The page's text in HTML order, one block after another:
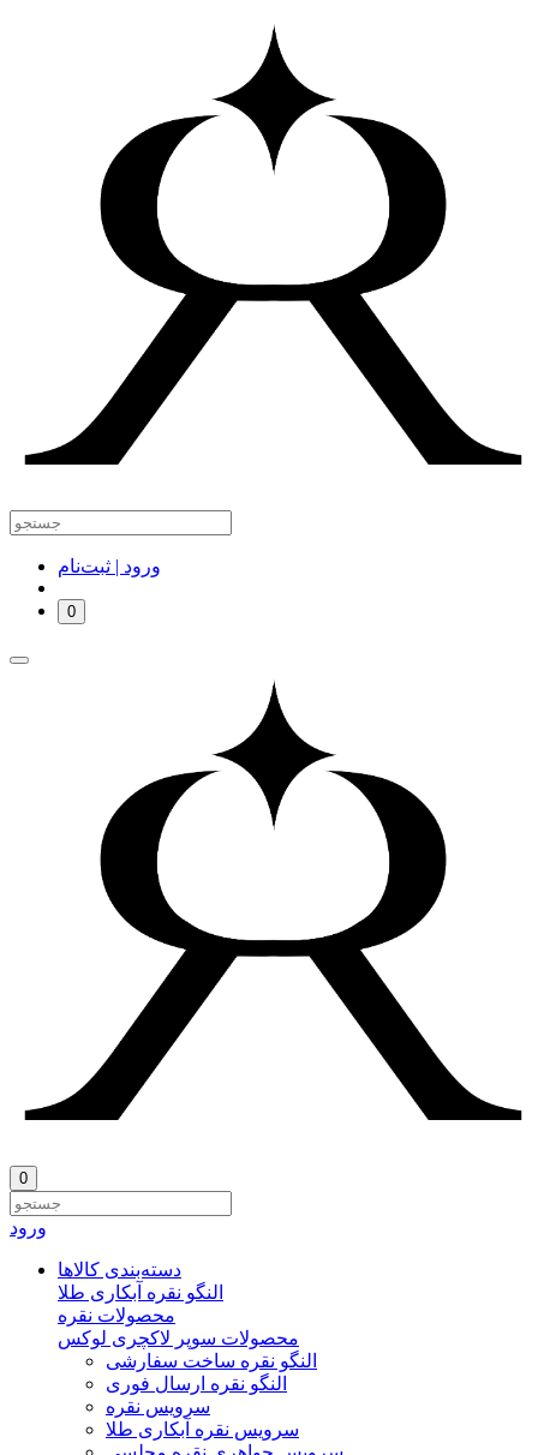
ورود | ثبت‌نام
0
0
ورود
دسته‌بندی‌ کالاها
النگو نقره آبکاری طلا
محصولات نقره
محصولات سوپر لاکچری لوکس
النگو نقره ساخت سفارشی
النگو نقره ارسال فوری
سرویس نقره
سرویس نقره آبکاری طلا